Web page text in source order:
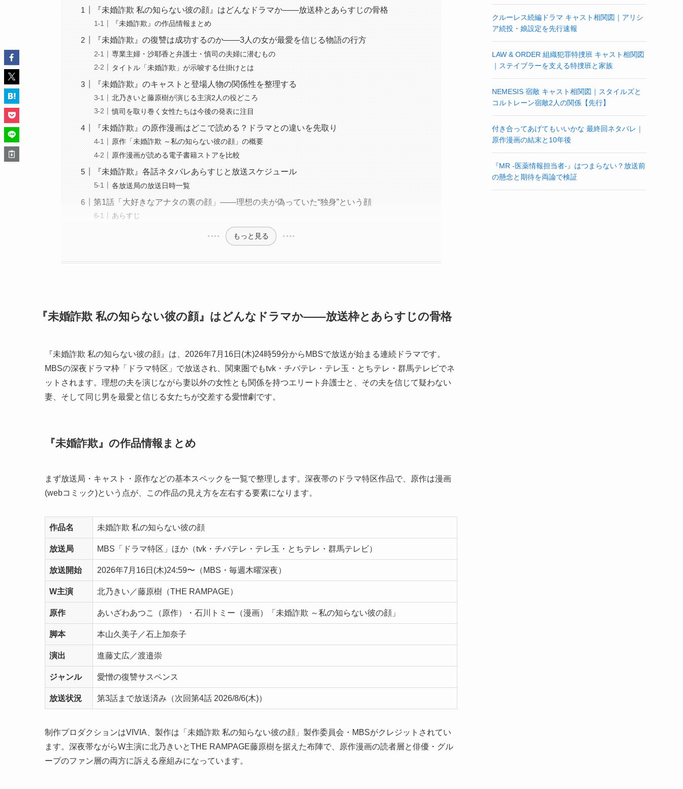
『未婚詐欺 私の知らない彼の顔』はどんなドラマか――放送枠とあらすじの骨格
『未婚詐欺』の作品情報まとめ
『未婚詐欺』の復讐は成功するのか――3人の女が最愛を信じる物語の行方
専業主婦・沙耶香と弁護士・慎司の夫婦に潜むもの
タイトル「未婚詐欺」が示唆する仕掛けとは
『未婚詐欺』のキャストと登場人物の関係性を整理する
北乃きいと藤原樹が演じる主演2人の役どころ
慎司を取り巻く女性たちは今後の発表に注目
『未婚詐欺』の原作漫画はどこで読める？ドラマとの違いを先取り
原作「未婚詐欺 ～私の知らない彼の顔」の概要
原作漫画が読める電子書籍ストアを比較
『未婚詐欺』各話ネタバレあらすじと放送スケジュール
各放送局の放送日時一覧
第1話「大好きなアナタの裏の顔」――理想の夫が偽っていた“独身”という顔
あらすじ
もっと見る
『未婚詐欺 私の知らない彼の顔』はどんなドラマか――放送枠とあらすじの骨格
『未婚詐欺 私の知らない彼の顔』は、2026年7月16日(木)24時59分からMBSで放送が始まる連続ドラマです。
MBSの深夜ドラマ枠「ドラマ特区」で放送され、関東圏でもtvk・チバテレ・テレ玉・とちテレ・群馬テレビでネ
ットされます。理想の夫を演じながら妻以外の女性とも関係を持つエリート弁護士と、その夫を信じて疑わない
妻、そして同じ男を最愛と信じる女たちが交差する愛憎劇です。
『未婚詐欺』の作品情報まとめ
まず放送局・キャスト・原作などの基本スペックを一覧で整理します。深夜帯のドラマ特区作品で、原作は漫画
(webコミック)という点が、この作品の見え方を左右する要素になります。
作品名 未婚詐欺 私の知らない彼の顔
放送局 MBS「ドラマ特区」ほか（tvk・チバテレ・テレ玉・とちテレ・群馬テレビ）
放送開始 2026年7月16日(木)24:59〜（MBS・毎週木曜深夜）
W主演 北乃きい／藤原樹（THE RAMPAGE）
原作 あいざわあつこ（原作）・石川トミー（漫画）「未婚詐欺 ～私の知らない彼の顔」
脚本 本山久美子／石上加奈子
演出 進藤丈広／渡邉崇
ジャンル 愛憎の復讐サスペンス
放送状況 第3話まで放送済み（次回第4話 2026/8/6(木)）
制作プロダクションはVIVIA、製作は「未婚詐欺 私の知らない彼の顔」製作委員会・MBSがクレジットされてい
ます。深夜帯ながらW主演に北乃きいとTHE RAMPAGE藤原樹を据えた布陣で、原作漫画の読者層と俳優・グル
ープのファン層の両方に訴える座組みになっています。
クルーレス続編ドラマ キャスト相関図｜アリシ
ア続投・娘設定を先行速報
LAW & ORDER 組織犯罪特捜班 キャスト相関図
｜ステイブラーを支える特捜班と家族
NEMESIS 宿敵 キャスト相関図｜スタイルズと
コルトレーン宿敵2人の関係【先行】
付き合ってあげてもいいかな 最終回ネタバレ｜
原作漫画の結末と10年後
『MR -医薬情報担当者-』はつまらない？放送前
の懸念と期待を両論で検証